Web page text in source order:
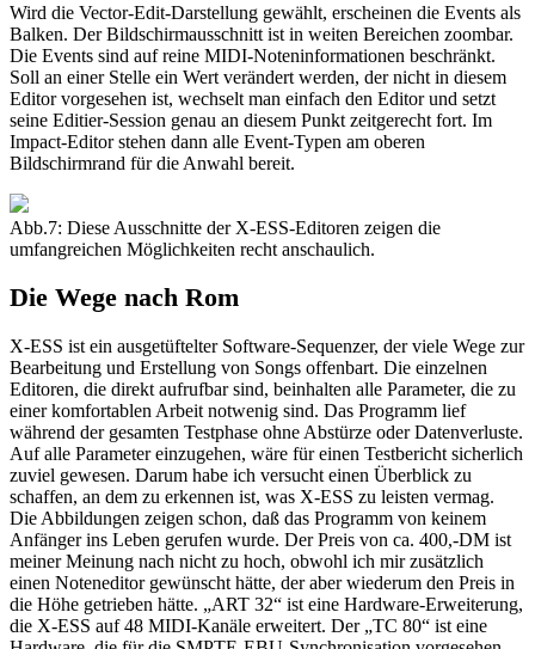
Wird die Vector-Edit-Darstellung gewählt, erscheinen die Events als
Balken. Der Bildschirmausschnitt ist in weiten Bereichen zoombar.
Die Events sind auf reine MIDI-Noteninformationen beschränkt.
Soll an einer Stelle ein Wert verändert werden, der nicht in diesem
Editor vorgesehen ist, wechselt man einfach den Editor und setzt
seine Editier-Session genau an diesem Punkt zeitgerecht fort. Im
Impact-Editor stehen dann alle Event-Typen am oberen
Bildschirmrand für die Anwahl bereit.
Abb.7: Diese Ausschnitte der X-ESS-Editoren zeigen die
umfangreichen Möglichkeiten recht anschaulich.
Die Wege nach Rom
X-ESS ist ein ausgetüftelter Software-Sequenzer, der viele Wege zur
Bearbeitung und Erstellung von Songs offenbart. Die einzelnen
Editoren, die direkt aufrufbar sind, beinhalten alle Parameter, die zu
einer komfortablen Arbeit notwenig sind. Das Programm lief
während der gesamten Testphase ohne Abstürze oder Datenverluste.
Auf alle Parameter einzugehen, wäre für einen Testbericht sicherlich
zuviel gewesen. Darum habe ich versucht einen Überblick zu
schaffen, an dem zu erkennen ist, was X-ESS zu leisten vermag.
Die Abbildungen zeigen schon, daß das Programm von keinem
Anfänger ins Leben gerufen wurde. Der Preis von ca. 400,-DM ist
meiner Meinung nach nicht zu hoch, obwohl ich mir zusätzlich
einen Noteneditor gewünscht hätte, der aber wiederum den Preis in
die Höhe getrieben hätte. „ART 32“ ist eine Hardware-Erweiterung,
die X-ESS auf 48 MIDI-Kanäle erweitert. Der „TC 80“ ist eine